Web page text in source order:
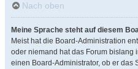
Nach oben
Meine Sprache steht auf diesem
Meist hat die Board-Administration
oder niemand hat das Forum bislang
einen Board-Administrator, ob er das